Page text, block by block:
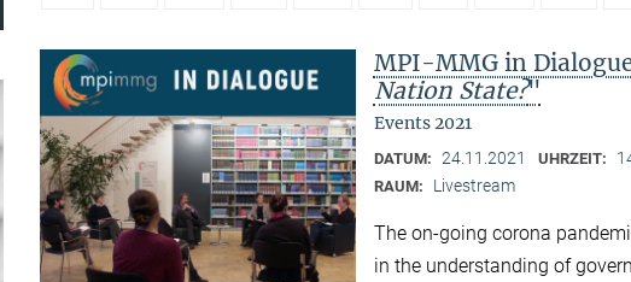
MPI-MMG in
Nation State?"
Events 2021
DATUM: 24.11.2021 UHRZEIT:
RAUM: Livestream
The on-going corona
in the understanding of